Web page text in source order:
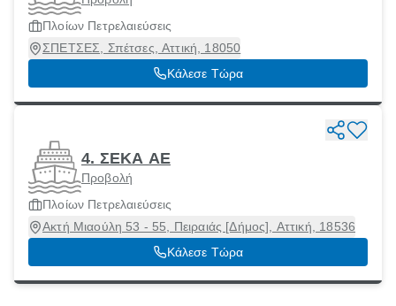
Πλοίων Πετρελαιεύσεις
ΣΠΕΤΣΕΣ, Σπέτσες, Αττική, 18050
Κάλεσε Τώρα
4. ΣΕΚΑ ΑΕ
Προβολή
Πλοίων Πετρελαιεύσεις
Ακτή Μιαούλη 53 - 55, Πειραιάς [Δήμος], Αττική, 18536
Κάλεσε Τώρα